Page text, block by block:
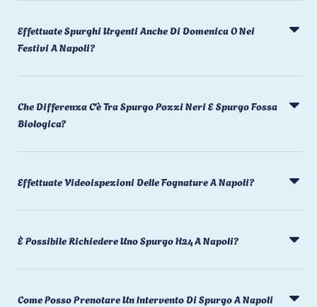
Effettuate Spurghi Urgenti Anche Di Domenica O Nei
Festivi A Napoli?
Che Differenza C'è Tra Spurgo Pozzi Neri E Spurgo Fossa
Biologica?
Effettuate Videoispezioni Delle Fognature A Napoli?
È Possibile Richiedere Uno Spurgo H24 A Napoli?
Come Posso Prenotare Un Intervento Di Spurgo A Napoli